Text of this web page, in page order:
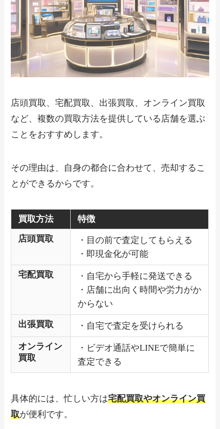
店頭買取、宅配買取、出張買取、オンライン買取
など、複数の買取方法を提供している店舗を選ぶ
ことをおすすめします。
その理由は、自身の都合に合わせて、売却するこ
とができるからです。
買取方法
特徴
店頭買取
・目の前で査定してもらえる
・即現金化が可能
宅配買取
・自宅から手軽に発送できる
・店舗に出向く時間や労力がか
からない
出張買取 ・自宅で査定を受けられる
オンライン
買取
・ビデオ通話やLINEで簡単に
査定できる
具体的には、忙しい方は宅配買取やオンライン買
取が便利です。